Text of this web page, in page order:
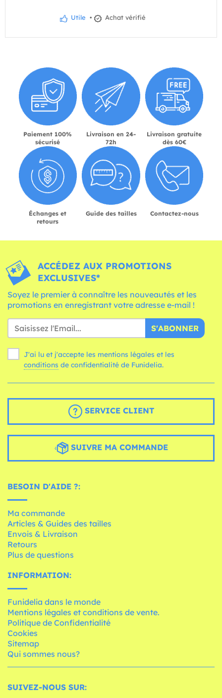
Utile • Achat vérifié
Paiement 100%
sécurisé
Livraison en 24-
72h
Livraison gratuite
dès 60€
Échanges et
retours
Guide des tailles Contactez-nous
ACCÉDEZ AUX PROMOTIONS
EXCLUSIVES*
Soyez le premier à connaître les nouveautés et les
promotions en enregistrant votre adresse e-mail !
S'ABONNER
J'ai lu et j'accepte les mentions légales et les
conditions de confidentialité de Funidelia.
SERVICE CLIENT
SUIVRE MA COMMANDE
BESOIN D'AIDE ?:
Ma commande
Articles & Guides des tailles
Envois & Livraison
Retours
Plus de questions
INFORMATION:
Funidelia dans le monde
Mentions légales et conditions de vente.
Politique de Confidentialité
Cookies
Sitemap
Qui sommes nous?
SUIVEZ-NOUS SUR: